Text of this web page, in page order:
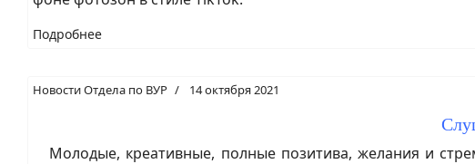
Подробнее
Новости Отдела по ВУР 14 октября 2021
Молодые, креативные, полные позитива, желания и